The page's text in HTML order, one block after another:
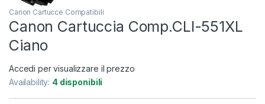
Canon Cartucce Compatibili
Canon Cartuccia Comp.CLI-551XL
Ciano
Accedi per visualizzare il prezzo
Availability: 4 disponibili